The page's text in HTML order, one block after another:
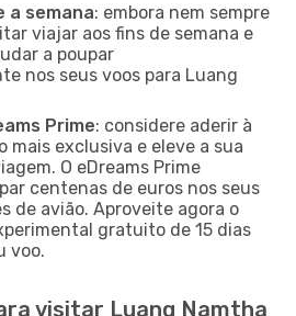
a semana: embora nem sempre
viajar aos fins de semana e
a poupar
nos seus voos para Luang
Prime: considere aderir à
mais exclusiva e eleve a sua
O eDreams Prime
centenas de euros nos seus
de avião. Aproveite agora o
gratuito de 15 dias
voo.
visitar Luang Namtha